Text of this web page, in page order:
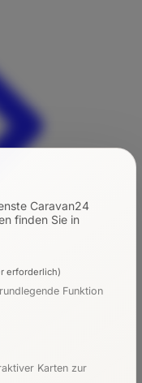
Caravan24
finden Sie in
erforderlich)
Funktion
Karten zur